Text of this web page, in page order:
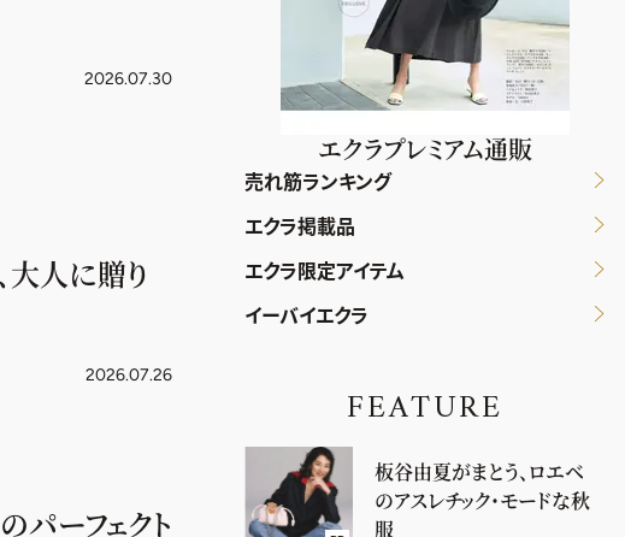
2026.07.30
大人に贈り
2026.07.26
パーフェクト
エクラプレミアム通販
売れ筋ランキング
エクラ掲載品
エクラ限定アイテム
イーバイエクラ
FEATURE
板谷由夏がまとう、ロエベ
のアスレチック・モードな秋
服